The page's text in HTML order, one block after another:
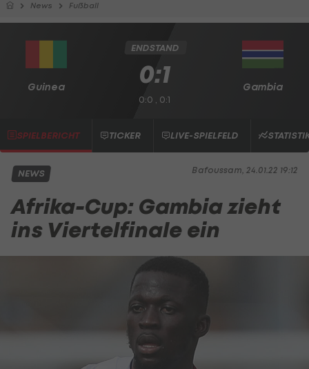
News Fußball
Guinea Gambia
ENDSTAND
0:1
0:0 , 0:1
SPIELBERICHT TICKER LIVE-SPIELFELD
Bafoussam, 24.01.22 19:12
NEWS
Afrika-Cup: Gambia zieht
ins Viertelfinale ein